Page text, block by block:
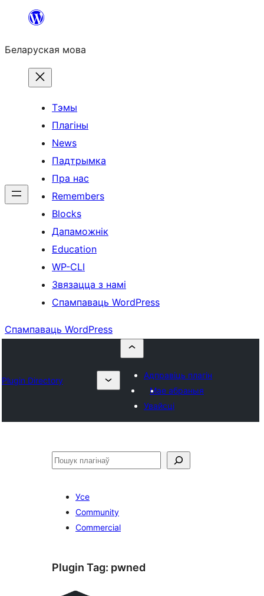
Перайсці
змесціва
Беларуская мова
Тэмы
Плагіны
News
Падтрымка
Пра нас
Remembers
Blocks
Дапаможнік
Education
WP-CLI
Звязацца з намі
Спампаваць WordPress
Спампаваць WordPress
Plugin Directory
Адправіць плагін
Мае абраныя
Увайсці
Пошук
Усе
Community
Commercial
Plugin Tag: pwned